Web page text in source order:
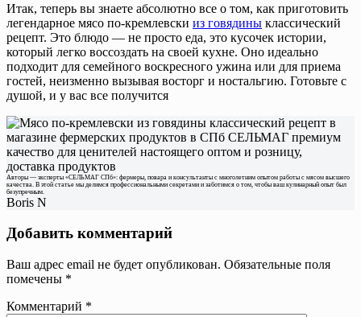
Итак, теперь вы знаете абсолютно все о том, как приготовить
легендарное мясо по-кремлевски из говядины классический
рецепт. Это блюдо — не просто еда, это кусочек истории,
который легко воссоздать на своей кухне. Оно идеально
подходит для семейного воскресного ужина или для приема
гостей, неизменно вызывая восторг и ностальгию. Готовьте с
душой, и у вас все получится
Авторы — эксперты «СЕЛЬМАГ СПб»: фермеры, повара и консультанты с многолетним опытом работы с мясом высшего
качества. В этой статье мы делимся профессиональными секретами и заботимся о том, чтобы ваш кулинарный опыт был
безупречным.
Boris N
Добавить комментарий
Ваш адрес email не будет опубликован. Обязательные поля
помечены *
Комментарий *